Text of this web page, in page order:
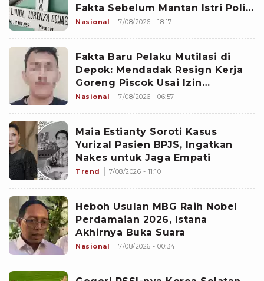
Fakta Sebelum Mantan Istri Polisi
di Medan Tewas
Nasional 7/08/2026 - 18:17
Fakta Baru Pelaku Mutilasi di
Depok: Mendadak Resign Kerja
Goreng Piscok Usai Izin
Interview di Mal
Nasional 7/08/2026 - 06:57
Maia Estianty Soroti Kasus
Yurizal Pasien BPJS, Ingatkan
Nakes untuk Jaga Empati
Trend 7/08/2026 - 11:10
Heboh Usulan MBG Raih Nobel
Perdamaian 2026, Istana
Akhirnya Buka Suara
Nasional 7/08/2026 - 00:34